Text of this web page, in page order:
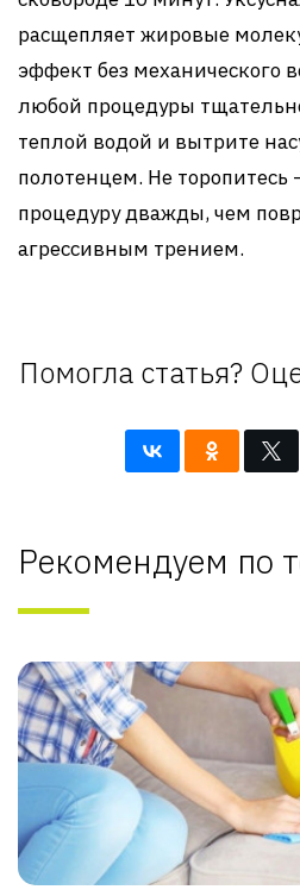
расщепляет жировые
эффект без механического
любой процедуры
теплой водой и вытрите
полотенцем. Не торопитесь
процедуру дважды, чем
агрессивным трением.
Помогла статья?
Рекомендуем по